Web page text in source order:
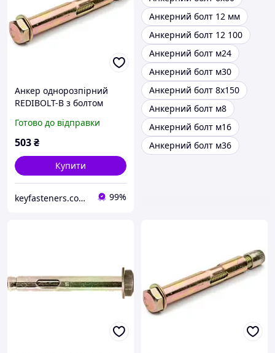
Анкер однорозпірний
REDIBOLT-B з болтом
цинк жовтий 20 шт./
пачка
Готово до відправки
503₴
Купити
keyfasteners.com.ua 99%
Анкерний болт 12 мм
Анкерний болт 12 100
Анкерний болт м24
Анкерний болт м30
Анкерний болт 8х150
Анкерний болт м8
Анкерний болт м16
Анкерний болт м36